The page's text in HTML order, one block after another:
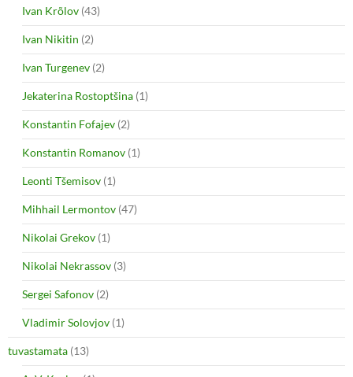
Ivan Krõlov (43)
Ivan Nikitin (2)
Ivan Turgenev (2)
Jekaterina Rostoptšina (1)
Konstantin Fofajev (2)
Konstantin Romanov (1)
Leonti Tšemisov (1)
Mihhail Lermontov (47)
Nikolai Grekov (1)
Nikolai Nekrassov (3)
Sergei Safonov (2)
Vladimir Solovjov (1)
tuvastamata (13)